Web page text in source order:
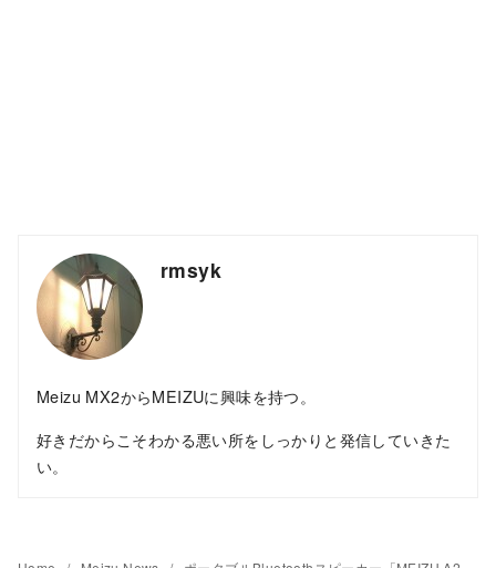
rmsyk
Meizu MX2からMEIZUに興味を持つ。
好きだからこそわかる悪い所をしっかりと発信していきた
い。